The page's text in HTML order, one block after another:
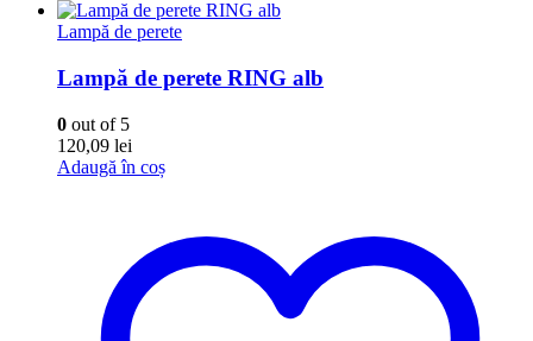
Lampă de perete
Lampă de perete RING alb
0 out of 5
120,09 lei
Adaugă în coș